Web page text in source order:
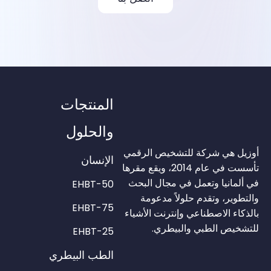
أوزيل هي شركة للتشخيص الرقمي
تأسست في عام 2014، ويقع مقرها
في ألمانيا وتعمل في مجال البحث
والتطوير، وتقدم حلولاً مدعومة
بالذكاء الاصطناعي وإنترنت الأشياء
للتشخيص الطبي والبيطري.
المنتجات
والحلول
الإنسان
EHBT-50
EHBT-75
EHBT-25
الطب البيطري